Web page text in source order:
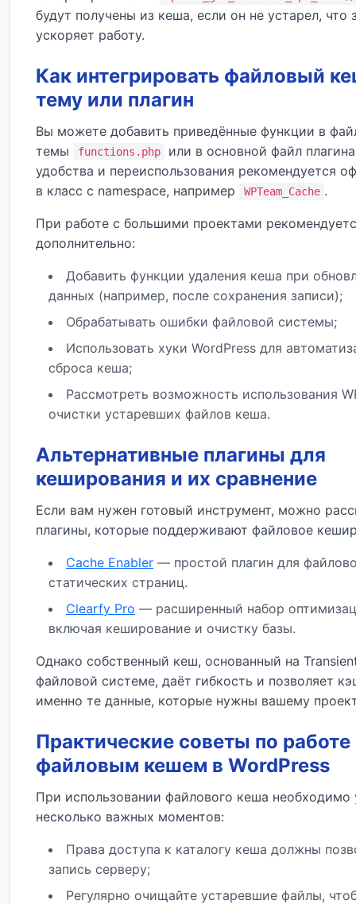
будут получены из кеша, если он не устарел, что
ускоряет работу.
Как интегрировать файловый
тему или плагин
Вы можете добавить приведённые функции в
темы
functions.php
или в основной файл
удобства и переиспользования рекомендуется
в класс с namespace, например
WPTeam_Cache .
При работе с большими проектами
дополнительно:
Добавить функции удаления кеша при
данных (например, после сохранения записи);
Обрабатывать ошибки файловой системы;
Использовать хуки WordPress для
сброса кеша;
Рассмотреть возможность использования
очистки устаревших файлов кеша.
Альтернативные плагины для
кеширования и их сравнение
Если вам нужен готовый инструмент, можно
плагины, которые поддерживают файловое
Cache Enabler — простой плагин для
статических страниц.
Clearfy Pro — расширенный набор
включая кеширование и очистку базы.
Однако собственный кеш, основанный на
файловой системе, даёт гибкость и позволяет
именно те данные, которые нужны вашему
Практические советы по работе
файловым кешем в WordPress
При использовании файлового кеша необходимо
несколько важных моментов:
Права доступа к каталогу кеша должны
запись серверу;
Регулярно очищайте устаревшие файлы,